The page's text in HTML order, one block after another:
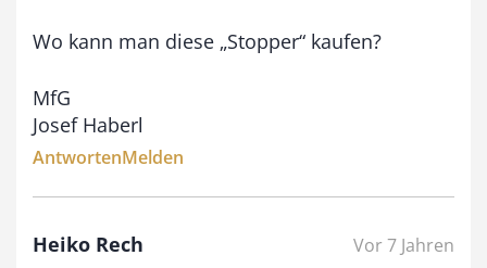
Wo kann man diese „Stopper“ kaufen?
MfG
Josef Haberl
AntwortenMelden
Heiko Rech Vor 7 Jahren